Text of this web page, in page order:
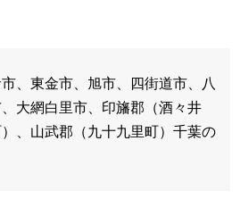
、東金市、旭市、四街道市、八
大網白里市、印旛郡（酒々井
、山武郡（九十九里町）千葉の